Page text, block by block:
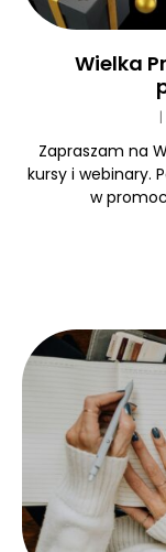
Wielka
Zapraszam na
kursy i webinary.
w